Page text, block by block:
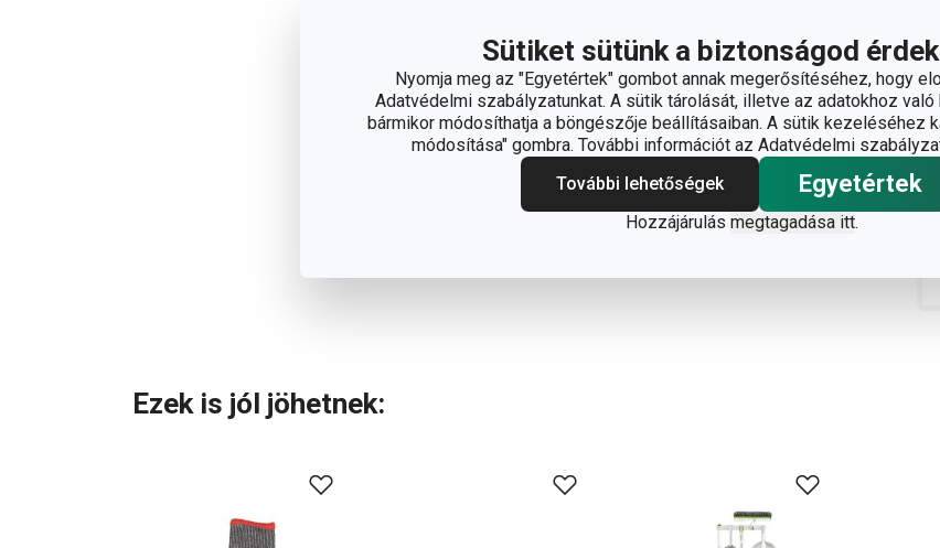
Sütiket sütünk a biztonságod
Nyomja meg az "Egyetértek" gombot annak megerősítéséhez, hogy
Adatvédelmi szabályzatunkat. A sütik tárolását, illetve az adatokhoz
bármikor módosíthatja a böngészője beállításaiban. A sütik kezeléséhez
módosítása" gombra. További információt az Adatvédelmi
További lehetőségek
Egyetértek
Hozzájárulás megtagadása itt.
Ezek is jól jöhetnek: